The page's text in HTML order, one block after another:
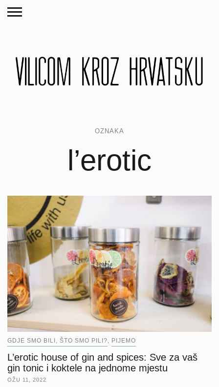
OZNAKA
l’erotic
GDJE SMO BILI, ŠTO SMO PILI? PIJEMO
L’erotic house of gin and spices: Sve za vaš
gin tonic i koktele na jednome mjestu
OŽU 11, 2022